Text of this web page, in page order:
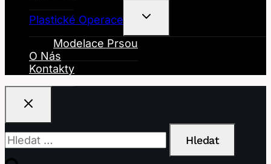
Plastické Operace
Toggle
Menu
Modelace Prsou
O Nás
Kontakty
Vyhledávání